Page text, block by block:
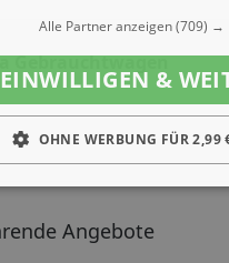
Angebote
Alle Partner anzeigen(709) →
EINWILLIGEN &
OHNE WERBUNG FÜR 2,99